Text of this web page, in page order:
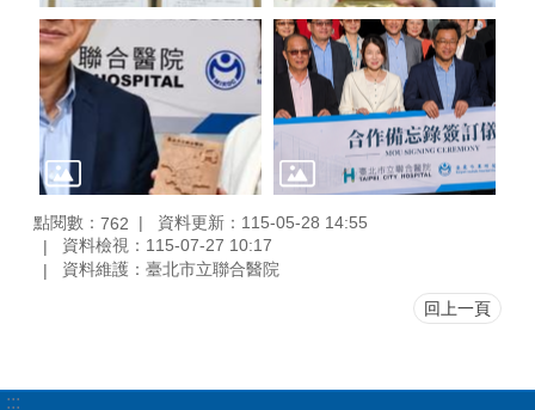
點閱數： 762
資料更新：115-05-28 14:55
資料檢視：115-07-27 10:17
資料維護：臺北市立聯合醫院
回上一頁
:::